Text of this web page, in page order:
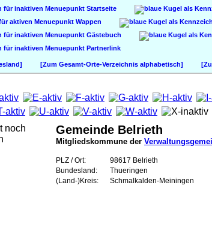
Startseite
Wappen
Gästebuch
Partnerlink
[Zum Gesamt-Orte-Verzeichnis alphabetisch]
Gemeinde Belrieth
Mitgliedskommune der
PLZ / Ort:
98617 Belrieth
Bundesland:
Thueringen
(Land-)Kreis:
Schmalkalden-Meiningen